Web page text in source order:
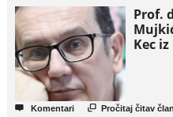
Prof.
Kec
 Komentari  Pročitaj čitav